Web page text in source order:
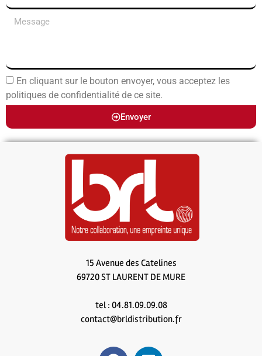
En cliquant sur le bouton envoyer, vous acceptez les
politiques de confidentialité de ce site.
Envoyer
15 Avenue des Catelines
69720 ST LAURENT DE MURE
tel : 04.81.09.09.08
contact@brldistribution.fr